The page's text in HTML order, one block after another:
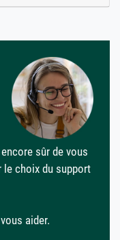
sûr de vous
le choix du support
aider.